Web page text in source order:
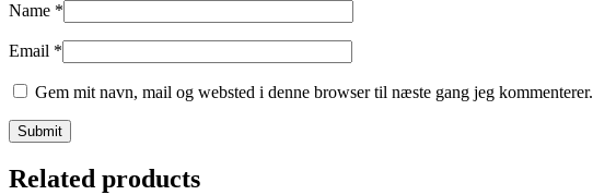
Name *
Email *
Gem mit navn, mail og websted i denne browser til næste gang jeg kommenterer.
Related products